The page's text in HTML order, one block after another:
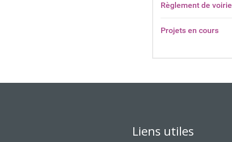
Règlement de voirie
Projets en cours
Liens utiles